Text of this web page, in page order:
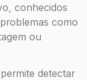
conhecidos
como
ou
detectar